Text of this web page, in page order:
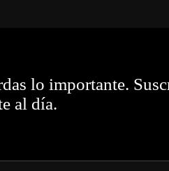
lo importante.
al día.